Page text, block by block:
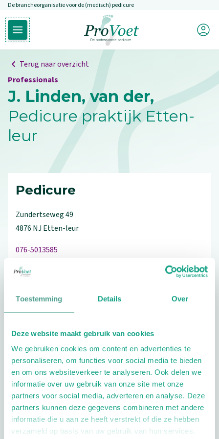
Toestemming Details Over
Deze website maakt gebruik van cookies
We gebruiken cookies om content en advertenties te
personaliseren, om functies voor social media te bieden
en om ons websiteverkeer te analyseren. Ook delen we
informatie over uw gebruik van onze site met onze
partners voor social media, adverteren en analyse. Deze
partners kunnen deze gegevens combineren met andere
informatie die u aan ze heeft verstrekt of die ze hebben
verzameld op basis van uw gebruik van hun services.
Overslaan en naar de inhoud gaan
De brancheorganisatie voor de (medisch) pedicure
Open hoofdmenu
Ga naar de homepagina
Mijn
Terug naar overzicht
Professionals
J. Linden, van der,
Pedicure praktijk Etten-
leur
Pedicure
Zundertseweg49
4876 NJEtten-leur
076-5013585
Schrijf ook een review
Extra opties